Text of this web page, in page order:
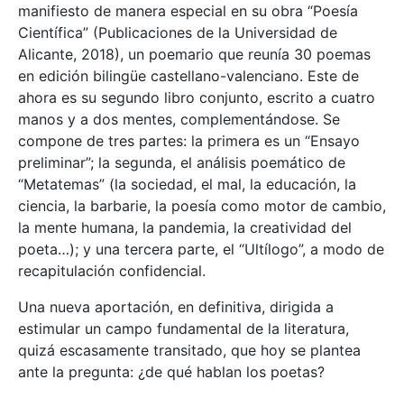
manifiesto de manera especial en su obra “Poesía
Científica” (Publicaciones de la Universidad de
Alicante, 2018), un poemario que reunía 30 poemas
en edición bilingüe castellano-valenciano. Este de
ahora es su segundo libro conjunto, escrito a cuatro
manos y a dos mentes, complementándose. Se
compone de tres partes: la primera es un “Ensayo
preliminar”; la segunda, el análisis poemático de
“Metatemas” (la sociedad, el mal, la educación, la
ciencia, la barbarie, la poesía como motor de cambio,
la mente humana, la pandemia, la creatividad del
poeta…); y una tercera parte, el “Ultílogo”, a modo de
recapitulación confidencial.
Una nueva aportación, en definitiva, dirigida a
estimular un campo fundamental de la literatura,
quizá escasamente transitado, que hoy se plantea
ante la pregunta: ¿de qué hablan los poetas?